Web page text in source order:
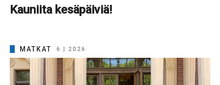
Kauniita kesäpäiviä!
MATKAT 6 | 2026